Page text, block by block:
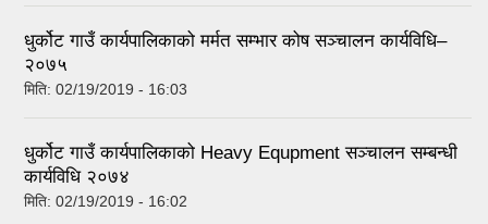
धुर्कोट गाउँ कार्यपालिकाको मर्मत सम्भार कोष सञ्चालन कार्यविधि–
२०७५
मिति: 02/19/2019 - 16:03
धुर्कोट गाउँ कार्यपालिकाको Heavy Equpment सञ्चालन सम्बन्धी
कार्यविधि २०७४
मिति: 02/19/2019 - 16:02